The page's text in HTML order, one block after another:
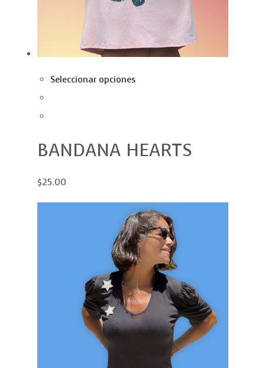
Seleccionar opciones
BANDANA HEARTS
$25.00